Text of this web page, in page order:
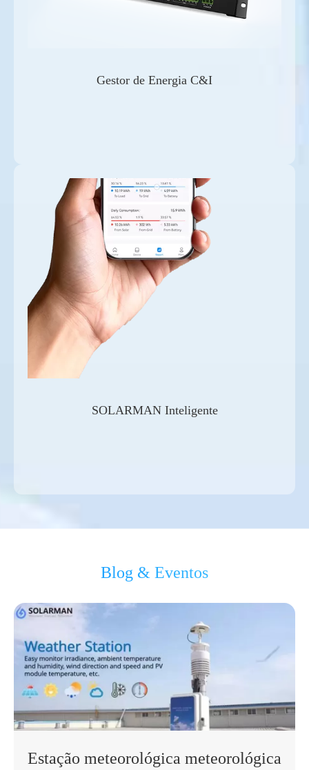
Gestor de Energia C&I
SOLARMAN Inteligente
Blog & Eventos
Estação meteorológica meteorológica